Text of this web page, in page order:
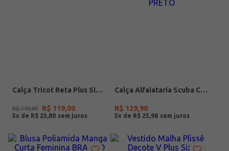
Calça Tricot Reta Plus Size Feminina MARROM
R$ 149,90 R$ 119,00
5x de R$ 23 80
Calça Alfaiataria Scuba Crepe Plus Size Feminina PRETO
R$ 129,90
5x de R$ 25 98